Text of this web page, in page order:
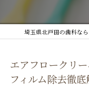
エアフロークリ
フィルム除去徹